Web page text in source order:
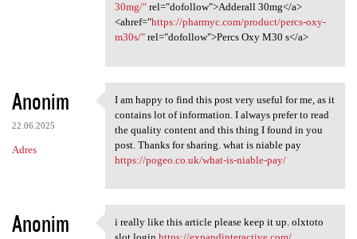
30mg/"rel="dofollow">Adderall 30mg</a>
<ahref="https://pharmyc.com/product/percs-oxy-
m30s/"rel="dofollow">Percs Oxy M30 s</a>
Anonim
22.06.2025
Adres
I am happy to find this post
I am happy to find this post very useful for me, as it
contains lot of information. I always prefer to read
the quality content and this thing I found in you
post. Thanks for sharing. what is niable pay
https://pogeo.co.uk/what-is-niable-pay/
Anonim i really like this article
i really like this article please keep it up. olxtoto